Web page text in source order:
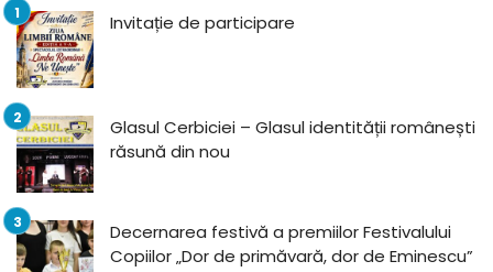
Invitație de participare
Glasul Cerbiciei – Glasul identității românești
răsună din nou
Decernarea festivă a premiilor Festivalului
Copiilor „Dor de primăvară, dor de Eminescu”